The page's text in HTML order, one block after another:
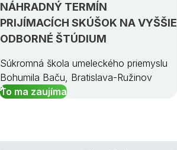
NÁHRADNÝ TERMÍN
PRIJÍMACÍCH SKÚŠOK NA VYŠŠIE
ODBORNÉ ŠTÚDIUM
Súkromná škola umeleckého priemyslu
Bohumila Baču, Bratislava-Ružinov
To ma zaujíma